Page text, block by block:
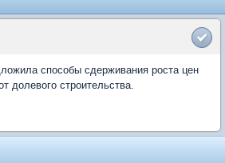
способы сдерживания роста цен
долевого строительства.